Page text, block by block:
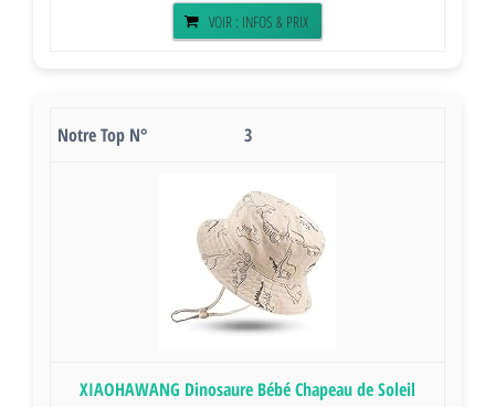
VOIR : INFOS & PRIX
3
XIAOHAWANG Dinosaure Bébé Chapeau de Soleil